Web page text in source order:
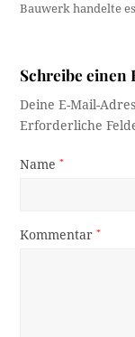
Bauwerk handelte
Schreibe einen
Deine E-Mail-
Erforderliche
Name*
Kommentar*